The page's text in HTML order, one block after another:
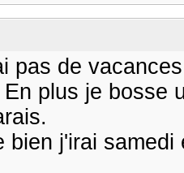
pas de
plus je bosse
bien j'irai